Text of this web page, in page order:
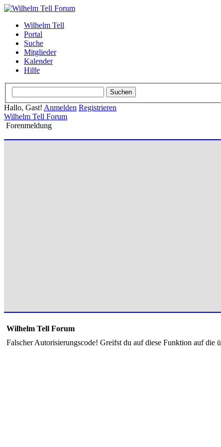
Wilhelm Tell
Portal
Suche
Mitglieder
Kalender
Hilfe
Hallo, Gast! Anmelden Registrieren
Wilhelm Tell Forum
Forenmeldung
Wilhelm Tell Forum
Falscher Autorisierungscode! Greifst du auf diese Funktion auf die